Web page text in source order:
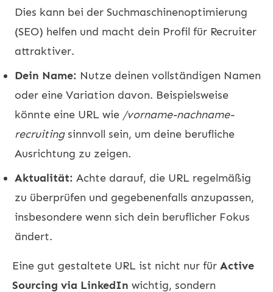
Dies kann bei der Suchmaschinenoptimierung
(SEO) helfen und macht dein Profil für Recruiter
attraktiver.
Dein Name: Nutze deinen vollständigen Namen
oder eine Variation davon. Beispielsweise
könnte eine URL wie /vorname-nachname-
recruitingsinnvoll sein, um deine berufliche
Ausrichtung zu zeigen.
Aktualität: Achte darauf, die URL regelmäßig
zu überprüfen und gegebenenfalls anzupassen,
insbesondere wenn sich dein beruflicher Fokus
ändert.
Eine gut gestaltete URL ist nicht nur für Active
Sourcing via LinkedIn wichtig, sondern